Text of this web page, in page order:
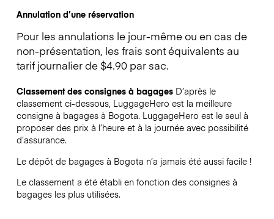
Annulation d’une réservation
Pour les annulations le jour-même ou en cas de
non-présentation, les frais sont équivalents au
tarif journalier de $4.90 par sac.
Classement des consignes à bagages D’après le
classement ci-dessous, LuggageHero est la meilleure
consigne à bagages à Bogota. LuggageHero est le seul à
proposer des prix à l’heure et à la journée avec possibilité
d’assurance.
Le dépôt de bagages à Bogota n’a jamais été aussi facile !
Le classement a été établi en fonction des consignes à
bagages les plus utilisées.